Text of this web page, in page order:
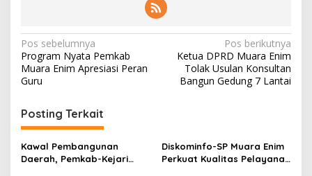
N
a
v
i
g
a
s
Pos sebelumnya
Program Nyata Pemkab
Muara Enim Apresiasi Peran
Guru
Pos berikutnya
Ketua DPRD Muara Enim
Tolak Usulan Konsultan
Bangun Gedung 7 Lantai
Posting Terkait
Kawal Pembangunan
Daerah, Pemkab-Kejari
Diskominfo-SP Muara Enim
Perkuat Kualitas Pelayanan